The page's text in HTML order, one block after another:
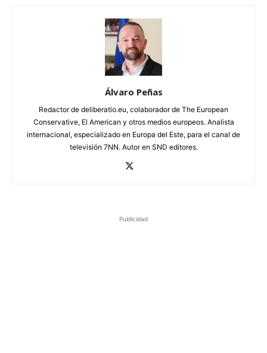
Álvaro Peñas
Redactor de deliberatio.eu, colaborador de The European
Conservative, El American y otros medios europeos. Analista
internacional, especializado en Europa del Este, para el canal de
televisión 7NN. Autor en SND editores.
Publicidad